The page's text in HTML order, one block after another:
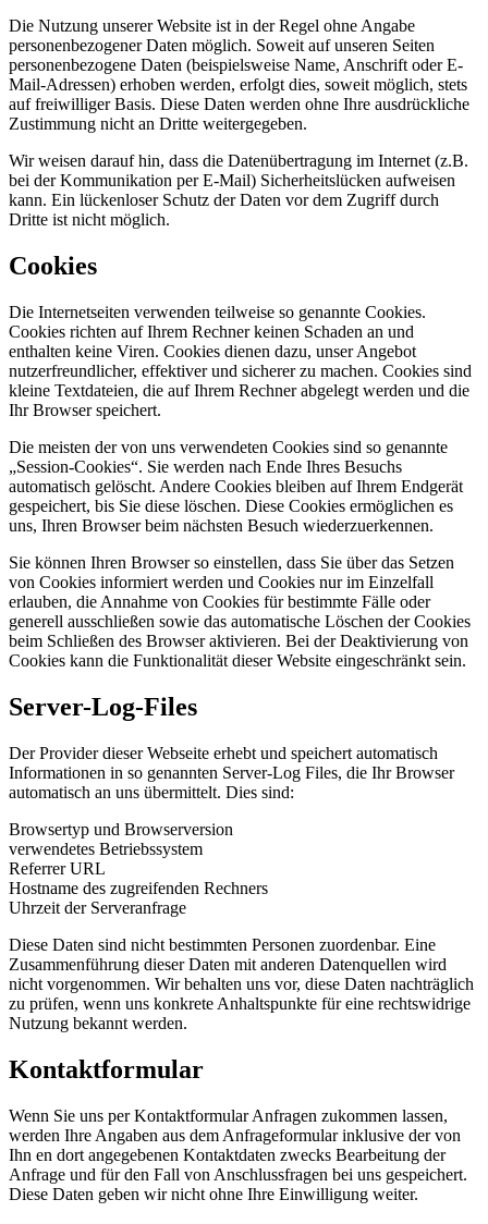
Die Nutzung unserer Website ist in der Regel ohne Angabe
personenbezogener Daten möglich. Soweit auf unseren Seiten
personenbezogene Daten (beispielsweise Name, Anschrift oder E-
Mail-Adressen) erhoben werden, erfolgt dies, soweit möglich, stets
auf freiwilliger Basis. Diese Daten werden ohne Ihre ausdrückliche
Zustimmung nicht an Dritte weitergegeben.
Wir weisen darauf hin, dass die Datenübertragung im Internet (z.B.
bei der Kommunikation per E-Mail) Sicherheitslücken aufweisen
kann. Ein lückenloser Schutz der Daten vor dem Zugriff durch
Dritte ist nicht möglich.
Cookies
Die Internetseiten verwenden teilweise so genannte Cookies.
Cookies richten auf Ihrem Rechner keinen Schaden an und
enthalten keine Viren. Cookies dienen dazu, unser Angebot
nutzerfreundlicher, effektiver und sicherer zu machen. Cookies sind
kleine Textdateien, die auf Ihrem Rechner abgelegt werden und die
Ihr Browser speichert.
Die meisten der von uns verwendeten Cookies sind so genannte
„Session-Cookies“. Sie werden nach Ende Ihres Besuchs
automatisch gelöscht. Andere Cookies bleiben auf Ihrem Endgerät
gespeichert, bis Sie diese löschen. Diese Cookies ermöglichen es
uns, Ihren Browser beim nächsten Besuch wiederzuerkennen.
Sie können Ihren Browser so einstellen, dass Sie über das Setzen
von Cookies informiert werden und Cookies nur im Einzelfall
erlauben, die Annahme von Cookies für bestimmte Fälle oder
generell ausschließen sowie das automatische Löschen der Cookies
beim Schließen des Browser aktivieren. Bei der Deaktivierung von
Cookies kann die Funktionalität dieser Website eingeschränkt sein.
Server-Log-Files
Der Provider dieser Webseite erhebt und speichert automatisch
Informationen in so genannten Server-Log Files, die Ihr Browser
automatisch an uns übermittelt. Dies sind:
Browsertyp und Browserversion
verwendetes Betriebssystem
Referrer URL
Hostname des zugreifenden Rechners
Uhrzeit der Serveranfrage
Diese Daten sind nicht bestimmten Personen zuordenbar. Eine
Zusammenführung dieser Daten mit anderen Datenquellen wird
nicht vorgenommen. Wir behalten uns vor, diese Daten nachträglich
zu prüfen, wenn uns konkrete Anhaltspunkte für eine rechtswidrige
Nutzung bekannt werden.
Kontaktformular
Wenn Sie uns per Kontaktformular Anfragen zukommen lassen,
werden Ihre Angaben aus dem Anfrageformular inklusive der von
Ihn en dort angegebenen Kontaktdaten zwecks Bearbeitung der
Anfrage und für den Fall von Anschlussfragen bei uns gespeichert.
Diese Daten geben wir nicht ohne Ihre Einwilligung weiter.